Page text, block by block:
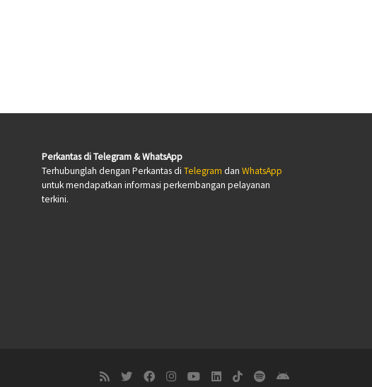
Perkantas di Telegram & WhatsApp
Terhubunglah dengan Perkantas di Telegram dan WhatsApp
untuk mendapatkan informasi perkembangan pelayanan
terkini.